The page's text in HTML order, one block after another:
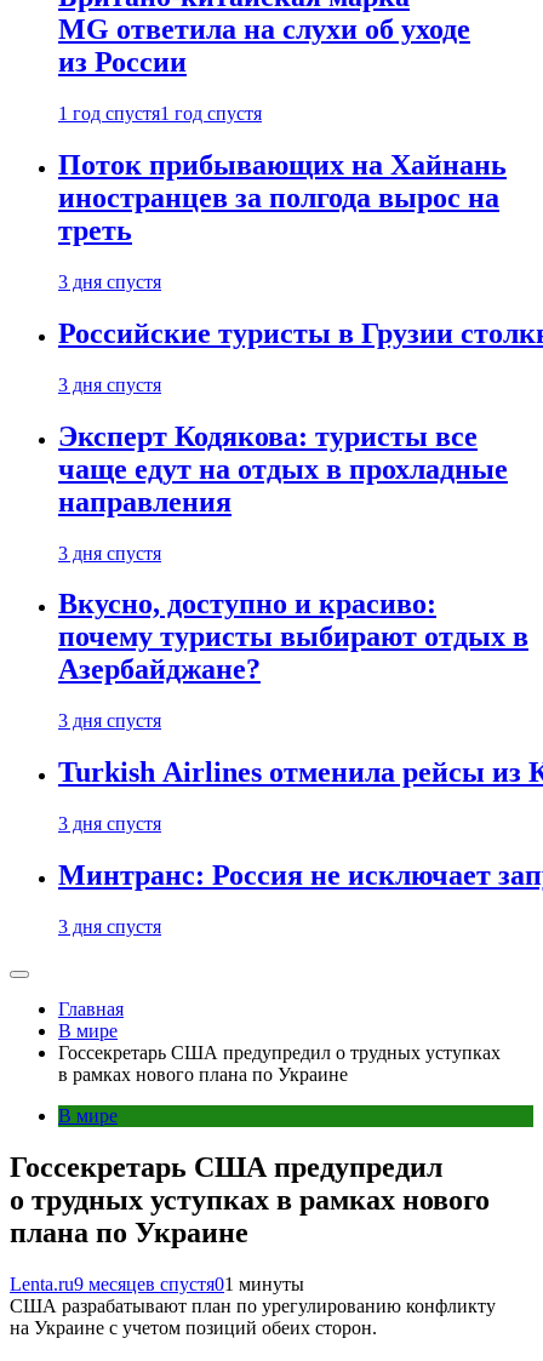
MG ответила на слухи об уходе
из России
1 год спустя1 год спустя
Поток прибывающих на Хайнань
иностранцев за полгода вырос на
треть
3 дня спустя
Российские туристы в Грузии
3 дня спустя
Эксперт Кодякова: туристы все
чаще едут на отдых в прохладные
направления
3 дня спустя
Вкусно, доступно и красиво:
почему туристы выбирают отдых в
Азербайджане?
3 дня спустя
Turkish Airlines отменила рейсы из
3 дня спустя
Минтранс: Россия не исключает
3 дня спустя
Главная
В мире
Госсекретарь США предупредил о трудных уступках
в рамках нового плана по Украине
В мире
Госсекретарь США предупредил
о трудных уступках в рамках нового
плана по Украине
Lenta.ru9 месяцев спустя01 минуты
США разрабатывают план по урегулированию конфликту
на Украине с учетом позиций обеих сторон.